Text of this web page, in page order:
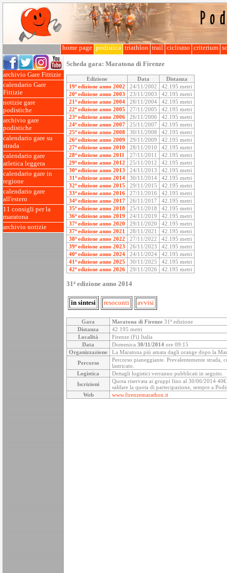
home page podistica triathlon trail ciclismo criterium
archivio Gare Fittizie
calendario Gare
Fittizie
notizie gare
podistiche
archivio gare
podistiche
calendario gare su
strada
calendario gare
atletica leggera
calendario gare in
regione
calendario gare
all'estero
11 consigli per la
maratona
archivio notizie
Scheda gara: Maratona di Firenze
Edizione Data
Distanza
19ª edizione anno 2002
24/11/2002
42.195 metri
20ª edizione anno 2003
23/11/2003
42.195 metri
21ª edizione anno 2004
28/11/2004
42.195 metri
22ª edizione anno 2005
27/11/2005
42.195 metri
23ª edizione anno 2006
26/11/2006
42.195 metri
24ª edizione anno 2007
25/11/2007
42.195 metri
25ª edizione anno 2008
30/11/2008
42.195 metri
26ª edizione anno 2009
29/11/2009
42.195 metri
27ª edizione anno 2010
28/11/2010
42.195 metri
28ª edizione anno 2011
27/11/2011
42.195 metri
29ª edizione anno 2012
25/11/2012
42.195 metri
30ª edizione anno 2013
24/11/2013
42.195 metri
31ª edizione anno 2014
30/11/2014
42.195 metri
32ª edizione anno 2015
29/11/2015
42.195 metri
33ª edizione anno 2016
27/11/2016
42.195 metri
34ª edizione anno 2017
26/11/2017
42.195 metri
35ª edizione anno 2018
25/11/2018
42.195 metri
36ª edizione anno 2019
24/11/2019
42.195 metri
37ª edizione anno 2020
29/11/2020
42.195 metri
37ª edizione anno 2021
28/11/2021
42.195 metri
38ª edizione anno 2022
27/11/2022
42.195 metri
39ª edizione anno 2023
26/11/2023
42.195 metri
40ª edizione anno 2024
24/11/2024
42.195 metri
41ª edizione anno 2025
30/11/2025
42.195 metri
42ª edizione anno 2026
29/11/2026 42.195 metri
31ª edizione anno 2014
in sintesi resoconti avvisi
Gara Maratona di Firenze 31ª edizione
Distanza
42.195 metri
Località
Firenze (Fi) Italia
Data
Domenica 30/11/2014 ore 09:15
Organizzazione
La Maratona più amata dagli orange dopo la
Percorso
Percorso pianeggiante. Prevalentemente strada,
lastricato.
Logistica
Dettagli logistici verranno pubblicati in seguito.
Iscrizioni
Quota riservata ai gruppi fino al 30/06/2014
saldare la quota di partecipazione, sempre a
Web
www.firenzemarathon.it